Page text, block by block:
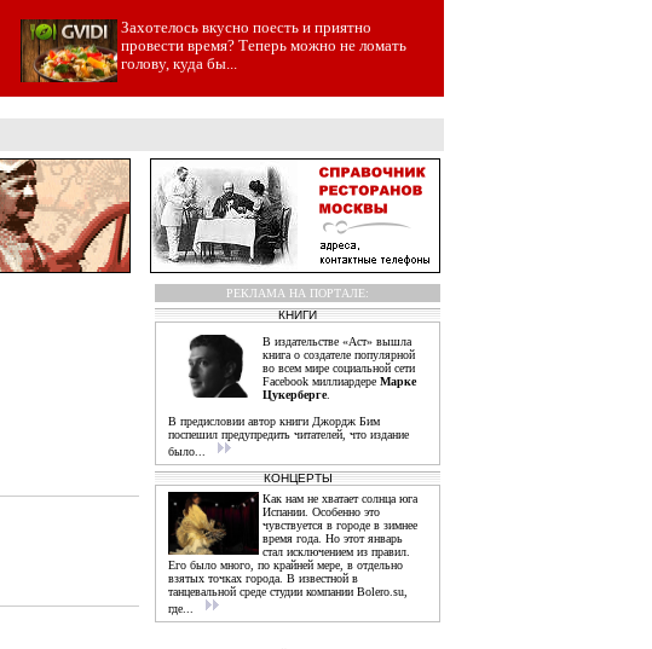
Захотелось вкусно поесть и приятно
провести время? Теперь можно не ломать
голову, куда бы...
РЕКЛАМА НА ПОРТАЛЕ:
КНИГИ
В издательстве «Аст» вышла
книга о создателе популярной
во всем мире социальной сети
Facebook миллиардере Марке
Цукерберге.
В предисловии автор книги Джордж Бим
поспешил предупредить читателей, что издание
было...
КОНЦЕРТЫ
Как нам не хватает солнца юга
Испании. Особенно это
чувствуется в городе в зимнее
время года. Но этот январь
стал исключением из правил.
Его было много, по крайней мере, в отдельно
взятых точках города. В известной в
танцевальной среде студии компании Bolero.su,
где...